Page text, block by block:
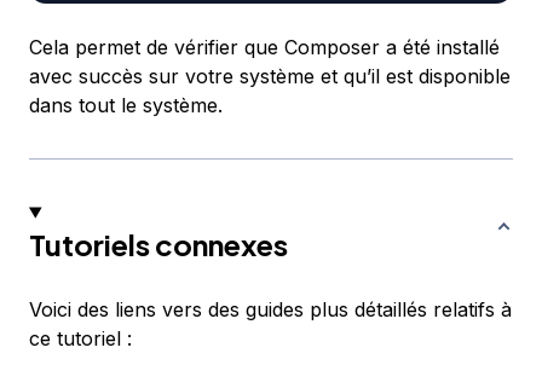
Cela permet de vérifier que Composer a été installé
avec succès sur votre système et qu’il est disponible
dans tout le système.
Tutoriels connexes
Voici des liens vers des guides plus détaillés relatifs à
ce tutoriel :